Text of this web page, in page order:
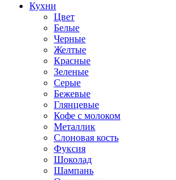
Кухни
Цвет
Белые
Черные
Желтые
Красные
Зеленые
Серые
Бежевые
Глянцевые
Кофе с молоком
Металлик
Слоновая кость
Фуксия
Шоколад
Шампань